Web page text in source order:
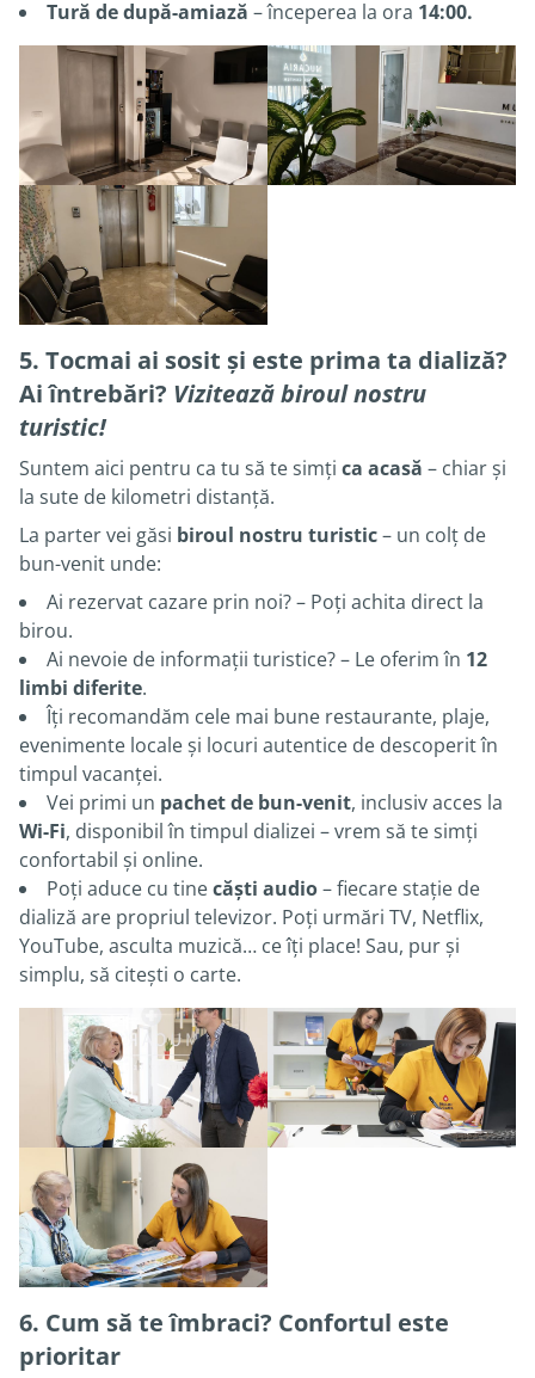
Tură de după-amiază – începerea la ora 14:00.
5. Tocmai ai sosit și este prima ta dializă?
Ai întrebări? Vizitează biroul nostru
turistic!
Suntem aici pentru ca tu să te simți ca acasă – chiar și
la sute de kilometri distanță.
La parter vei găsi biroul nostru turistic– un colț de
bun-venit unde:
Ai rezervat cazare prin noi? – Poți achita direct la
birou.
Ai nevoie de informații turistice? – Le oferim în 12
limbi diferite.
Îți recomandăm cele mai bune restaurante, plaje,
evenimente locale și locuri autentice de descoperit în
timpul vacanței.
Vei primi un pachet de bun-venit, inclusiv acces la
Wi-Fi, disponibil în timpul dializei – vrem să te simți
confortabil și online.
Poți aduce cu tinecăști audio– fiecare stație de
dializă are propriul televizor. Poți urmări TV, Netflix,
YouTube, asculta muzică… ce îți place! Sau, pur și
simplu, să citești o carte.
6. Cum să te îmbraci? Confortul este
prioritar